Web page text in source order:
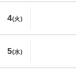
4(火)
5(水)